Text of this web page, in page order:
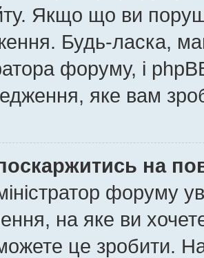
Якщо що ви
Будь-ласка,
форуму, і
яке вам
на
форуму
на яке ви
це зробити.